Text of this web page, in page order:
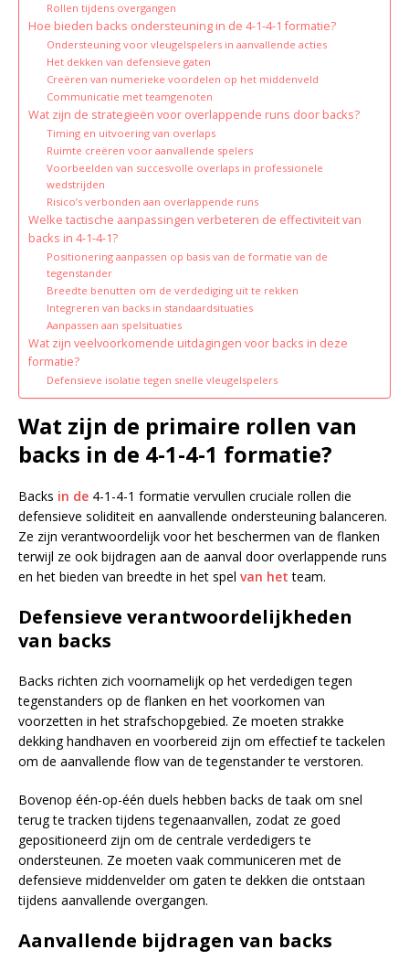
Rollen tijdens overgangen
Hoe bieden backs ondersteuning in de 4-1-4-1 formatie?
Ondersteuning voor vleugelspelers in aanvallende acties
Het dekken van defensieve gaten
Creëren van numerieke voordelen op het middenveld
Communicatie met teamgenoten
Wat zijn de strategieën voor overlappende runs door backs?
Timing en uitvoering van overlaps
Ruimte creëren voor aanvallende spelers
Voorbeelden van succesvolle overlaps in professionele
wedstrijden
Risico’s verbonden aan overlappende runs
Welke tactische aanpassingen verbeteren de effectiviteit van
backs in 4-1-4-1?
Positionering aanpassen op basis van de formatie van de
tegenstander
Breedte benutten om de verdediging uit te rekken
Integreren van backs in standaardsituaties
Aanpassen aan spelsituaties
Wat zijn veelvoorkomende uitdagingen voor backs in deze
formatie?
Defensieve isolatie tegen snelle vleugelspelers
Wat zijn de primaire rollen van
backs in de 4-1-4-1 formatie?
Backs in de 4-1-4-1 formatie vervullen cruciale rollen die
defensieve soliditeit en aanvallende ondersteuning balanceren.
Ze zijn verantwoordelijk voor het beschermen van de flanken
terwijl ze ook bijdragen aan de aanval door overlappende runs
en het bieden van breedte in het spel van het team.
Defensieve verantwoordelijkheden
van backs
Backs richten zich voornamelijk op het verdedigen tegen
tegenstanders op de flanken en het voorkomen van
voorzetten in het strafschopgebied. Ze moeten strakke
dekking handhaven en voorbereid zijn om effectief te tackelen
om de aanvallende flow van de tegenstander te verstoren.
Bovenop één-op-één duels hebben backs de taak om snel
terug te tracken tijdens tegenaanvallen, zodat ze goed
gepositioneerd zijn om de centrale verdedigers te
ondersteunen. Ze moeten vaak communiceren met de
defensieve middenvelder om gaten te dekken die ontstaan
tijdens aanvallende overgangen.
Aanvallende bijdragen van backs